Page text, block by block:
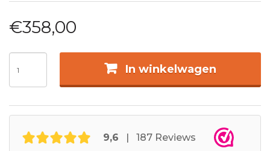
€358,00
In winkelwagen
9,6 | 187 Reviews